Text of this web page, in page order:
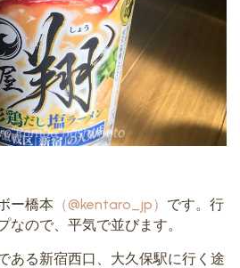
ー橋本 （@kentaro_jp） です。行
なので、平気で並びます。
ある新宿西口、大久保駅に行く途